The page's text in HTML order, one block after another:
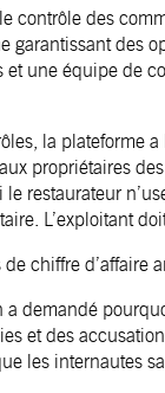
contrôle des
garantissant des
et une équipe de
la plateforme
propriétaires
restaurateur
L’exploitant
chiffre d’affaire
a demandé
et des
les internautes